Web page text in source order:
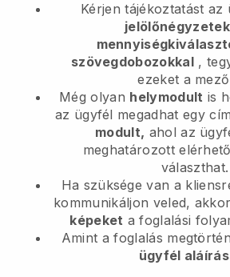
Kérjen tájékoztatást az
szövegdobozokkal ,
ezeket a
Még olyan helymodult is
az ügyfél megadhat egy
modult, ahol az
meghatározott
választhat.
Ha szüksége van a
kommunikáljon veled,
képeket a foglalási
Amint a foglalás
ügyfél